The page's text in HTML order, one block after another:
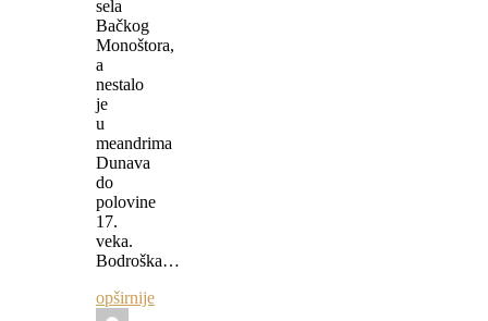
sela
Bačkog
Monoštora,
a
nestalo
je
u
meandrima
Dunava
do
polovine
17.
veka.
Bodroška…
opširnije